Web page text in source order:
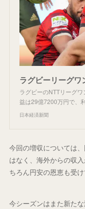
ラグビーのNTTリーグ
益は29億7200万円で、
日本経済新聞
今回の増収については
はなく、海外からの収
ちろん円安の恩恵も受け
今シーズンはまた新た